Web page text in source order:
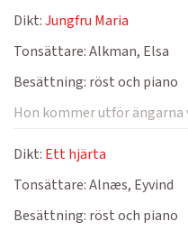
Dikt:Jungfru Maria
Tonsättare:Alkman, Elsa
Besättning: röst och piano
Hon kommer utför ängarna
Dikt: Ett hjärta
Tonsättare:Alnæs, Eyvind
Besättning: röst och piano